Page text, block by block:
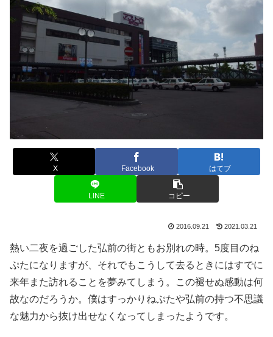
X Facebook はてブ
LINE コピー
2016.09.21 2021.03.21
熱い二夜を過ごした弘前の街ともお別れの時。5度目のね
ぷたになりますが、それでもこうして去るときにはすでに
来年また訪れることを夢みてしまう。この褪せぬ感動は何
故なのだろうか。僕はすっかりねぷたや弘前の持つ不思議
な魅力から抜け出せなくなってしまったようです。